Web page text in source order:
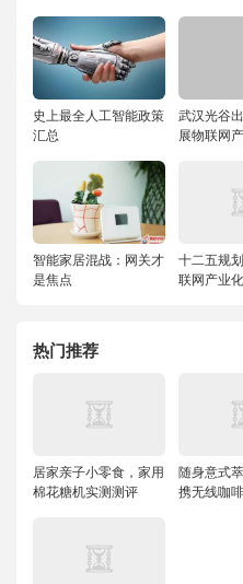
史上最全人工智能政策
汇总
武汉光谷
展物联网
智能家居混战：网关才
是焦点
十二五规
联网产业
热门推荐
居家亲子小零食，家用
棉花糖机实测测评
随身意式
携无线咖